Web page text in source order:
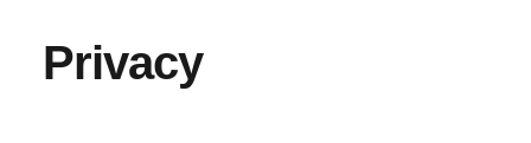
Privacy